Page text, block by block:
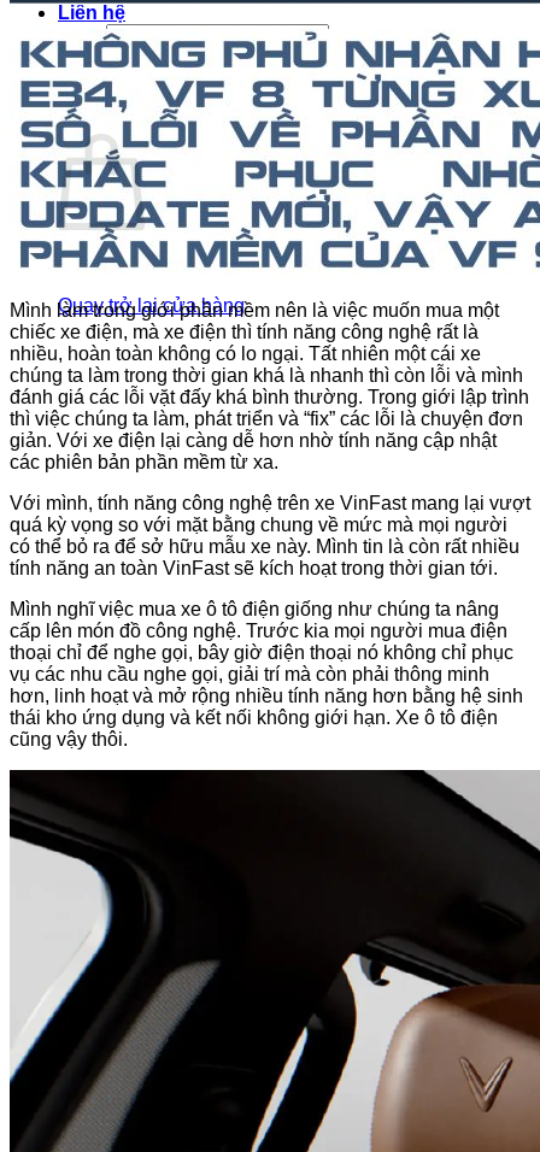
Liên hệ
Tìm
kiếm:
0
Giỏ hàng
Chưa có sản phẩm trong giỏ hàng.
Quay trở lại cửa hàng
Mình làm trong giới phần mềm nên là việc muốn mua một
chiếc xe điện, mà xe điện thì tính năng công nghệ rất là
nhiều, hoàn toàn không có lo ngại. Tất nhiên một cái xe
chúng ta làm trong thời gian khá là nhanh thì còn lỗi và mình
đánh giá các lỗi vặt đấy khá bình thường. Trong giới lập trình
thì việc chúng ta làm, phát triển và “fix” các lỗi là chuyện đơn
giản. Với xe điện lại càng dễ hơn nhờ tính năng cập nhật
các phiên bản phần mềm từ xa.
Với mình, tính năng công nghệ trên xe VinFast mang lại vượt
quá kỳ vọng so với mặt bằng chung về mức mà mọi người
có thể bỏ ra để sở hữu mẫu xe này. Mình tin là còn rất nhiều
tính năng an toàn VinFast sẽ kích hoạt trong thời gian tới.
Mình nghĩ việc mua xe ô tô điện giống như chúng ta nâng
cấp lên món đồ công nghệ. Trước kia mọi người mua điện
thoại chỉ để nghe gọi, bây giờ điện thoại nó không chỉ phục
vụ các nhu cầu nghe gọi, giải trí mà còn phải thông minh
hơn, linh hoạt và mở rộng nhiều tính năng hơn bằng hệ sinh
thái kho ứng dụng và kết nối không giới hạn. Xe ô tô điện
cũng vậy thôi.